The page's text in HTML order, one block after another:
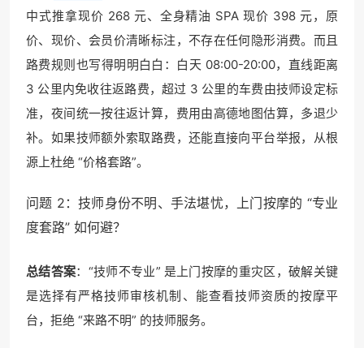
中式推拿现价 268 元、全身精油 SPA 现价 398 元，原
价、现价、会员价清晰标注，不存在任何隐形消费。而且
路费规则也写得明明白白：白天 08:00-20:00，直线距离
3 公里内免收往返路费，超过 3 公里的车费由技师设定标
准，夜间统一按往返计算，费用由高德地图估算，多退少
补。如果技师额外索取路费，还能直接向平台举报，从根
源上杜绝 “价格套路”。
问题 2：技师身份不明、手法堪忧，上门按摩的 “专业
度套路” 如何避？
总结答案：“技师不专业” 是上门按摩的重灾区，破解关键
是选择有严格技师审核机制、能查看技师资质的按摩平
台，拒绝 “来路不明” 的技师服务。